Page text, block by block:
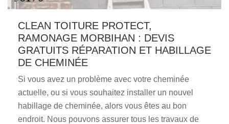
CLEAN TOITURE PROTECT,
RAMONAGE MORBIHAN : DEVIS
GRATUITS RÉPARATION ET HABILLAGE
DE CHEMINÉE
Si vous avez un problème avec votre cheminée
actuelle, ou si vous souhaitez installer un nouvel
habillage de cheminée, alors vous êtes au bon
endroit. Nous pouvons assurer tous les travaux de